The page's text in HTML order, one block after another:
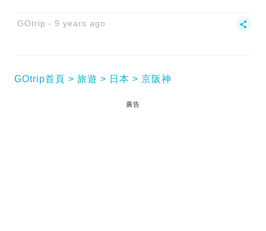
GOtrip 9 years ago
GOtrip首頁 旅遊 日本 京阪神
廣告